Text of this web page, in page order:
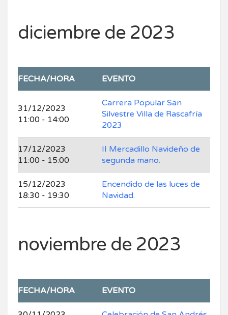
diciembre de 2023
FECHA/HORA EVENTO
31/12/2023
11:00 - 14:00
Carrera Popular San
Silvestre Villa de Rascafría
2023
17/12/2023
11:00 - 15:00
II Mercadillo Navideño de
segunda mano.
15/12/2023
18:30 - 19:30
Encendido de las luces de
Navidad.
noviembre de 2023
FECHA/HORA EVENTO